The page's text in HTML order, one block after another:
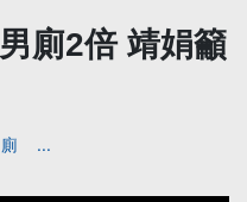
廁2倍 靖娟籲
...